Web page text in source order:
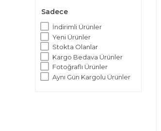
Sadece
İndirimli Ürünler
Yeni Ürünler
Stokta Olanlar
Kargo Bedava Ürünler
Fotoğraflı Ürünler
Aynı Gün Kargolu Ürünler